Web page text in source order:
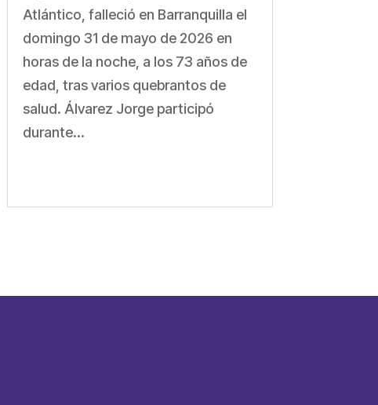
Atlántico, falleció en Barranquilla el
domingo 31 de mayo de 2026 en
horas de la noche, a los 73 años de
edad, tras varios quebrantos de
salud. Álvarez Jorge participó
durante...